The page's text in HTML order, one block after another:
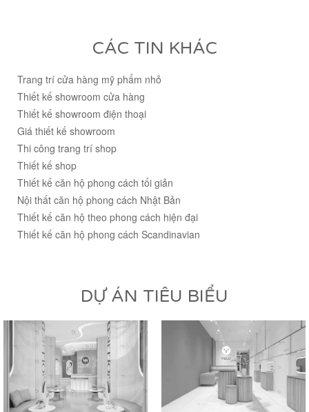
CÁC TIN KHÁC
Trang trí cửa hàng mỹ phẩm nhỏ
Thiết kế showroom cửa hàng
Thiết kế showroom điện thoại
Giá thiết kế showroom
Thi công trang trí shop
Thiết kế shop
Thiết kế căn hộ phong cách tối giản
Nội thất căn hộ phong cách Nhật Bản
Thiết kế căn hộ theo phong cách hiện đại
Thiết kế căn hộ phong cách Scandinavian
DỰ ÁN TIÊU BIỂU